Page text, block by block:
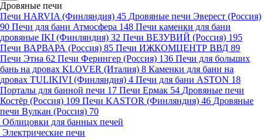
Дровяные печи
Печи HARVIA (Финляндия) 45 Дровяные печи Эверест (Россия)
90 Печи для бани Атмосфера 148 Печи каменки для бани
дровяные IKI (Финляндия) 32 Печи ВЕЗУВИЙ (Россия) 195
Печи ВАРВАРА (Россия) 85 Печи ИЖКОМЦЕНТР ВВД 89
Печи Этна 62 Печи Ферингер (Россия) 136 Печи для больших
бань на дровах KLOVER (Италия) 8 Каменки для бани на
дровах TULIKIVI (Финляндия) 4 Печи для бани ASTON 18
Порталы для банной печи 17 Печи Ермак 54 Дровяные печи
Костёр (Россия) 109 Печи KASTOR (Финляндия) 46 Дровяные
печи Вулкан (Россия) 70
Облицовки для банных печей
Электрические печи